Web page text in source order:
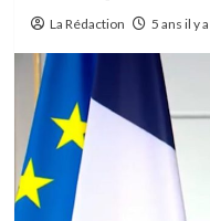
La Rédaction 5 ans il y a